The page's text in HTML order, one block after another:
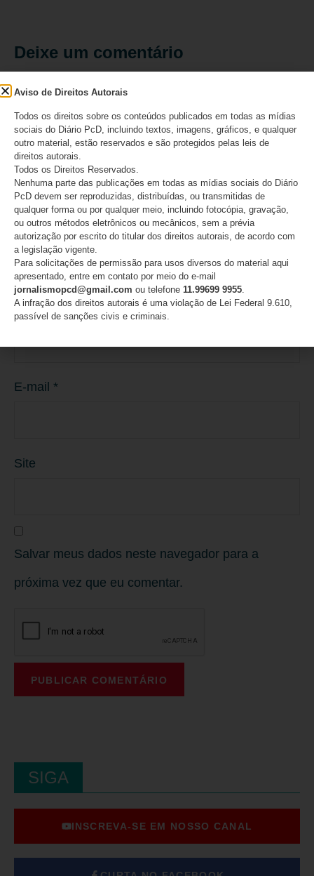
Deixe um comentário
obrigatórios são marcados com
Comentário *
Nome *
E-mail *
Site
Salvar meus dados neste navegador para a
próxima vez que eu comentar.
SIGA
INSCREVA-SE EM NOSSO CANAL
Aviso de Direitos Autorais
Todos os direitos sobre os conteúdos publicados em todas as mídias
sociais do Diário PcD, incluindo textos, imagens, gráficos, e qualquer
outro material, estão reservados e são protegidos pelas leis de
direitos autorais.
Todos os Direitos Reservados.
Nenhuma parte das publicações em todas as mídias sociais do Diário
PcD devem ser reproduzidas, distribuídas, ou transmitidas de
qualquer forma ou por qualquer meio, incluindo fotocópia, gravação,
ou outros métodos eletrônicos ou mecânicos, sem a prévia
autorização por escrito do titular dos direitos autorais, de acordo com
a legislação vigente.
Para solicitações de permissão para usos diversos do material aqui
apresentado, entre em contato por meio do e-mail
jornalismopcd@gmail.com ou telefone 11.99699 9955
A infração dos direitos autorais é uma violação de Lei Federal 9.610,
passível de sanções civis e criminais.